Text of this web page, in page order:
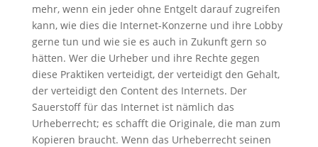
mehr, wenn ein jeder ohne Entgelt darauf zugreifen
kann, wie dies die Internet-Konzerne und ihre Lobby
gerne tun und wie sie es auch in Zukunft gern so
hätten. Wer die Urheber und ihre Rechte gegen
diese Praktiken verteidigt, der verteidigt den Gehalt,
der verteidigt den Content des Internets. Der
Sauerstoff für das Internet ist nämlich das
Urheberrecht; es schafft die Originale, die man zum
Kopieren braucht. Wenn das Urheberrecht seinen